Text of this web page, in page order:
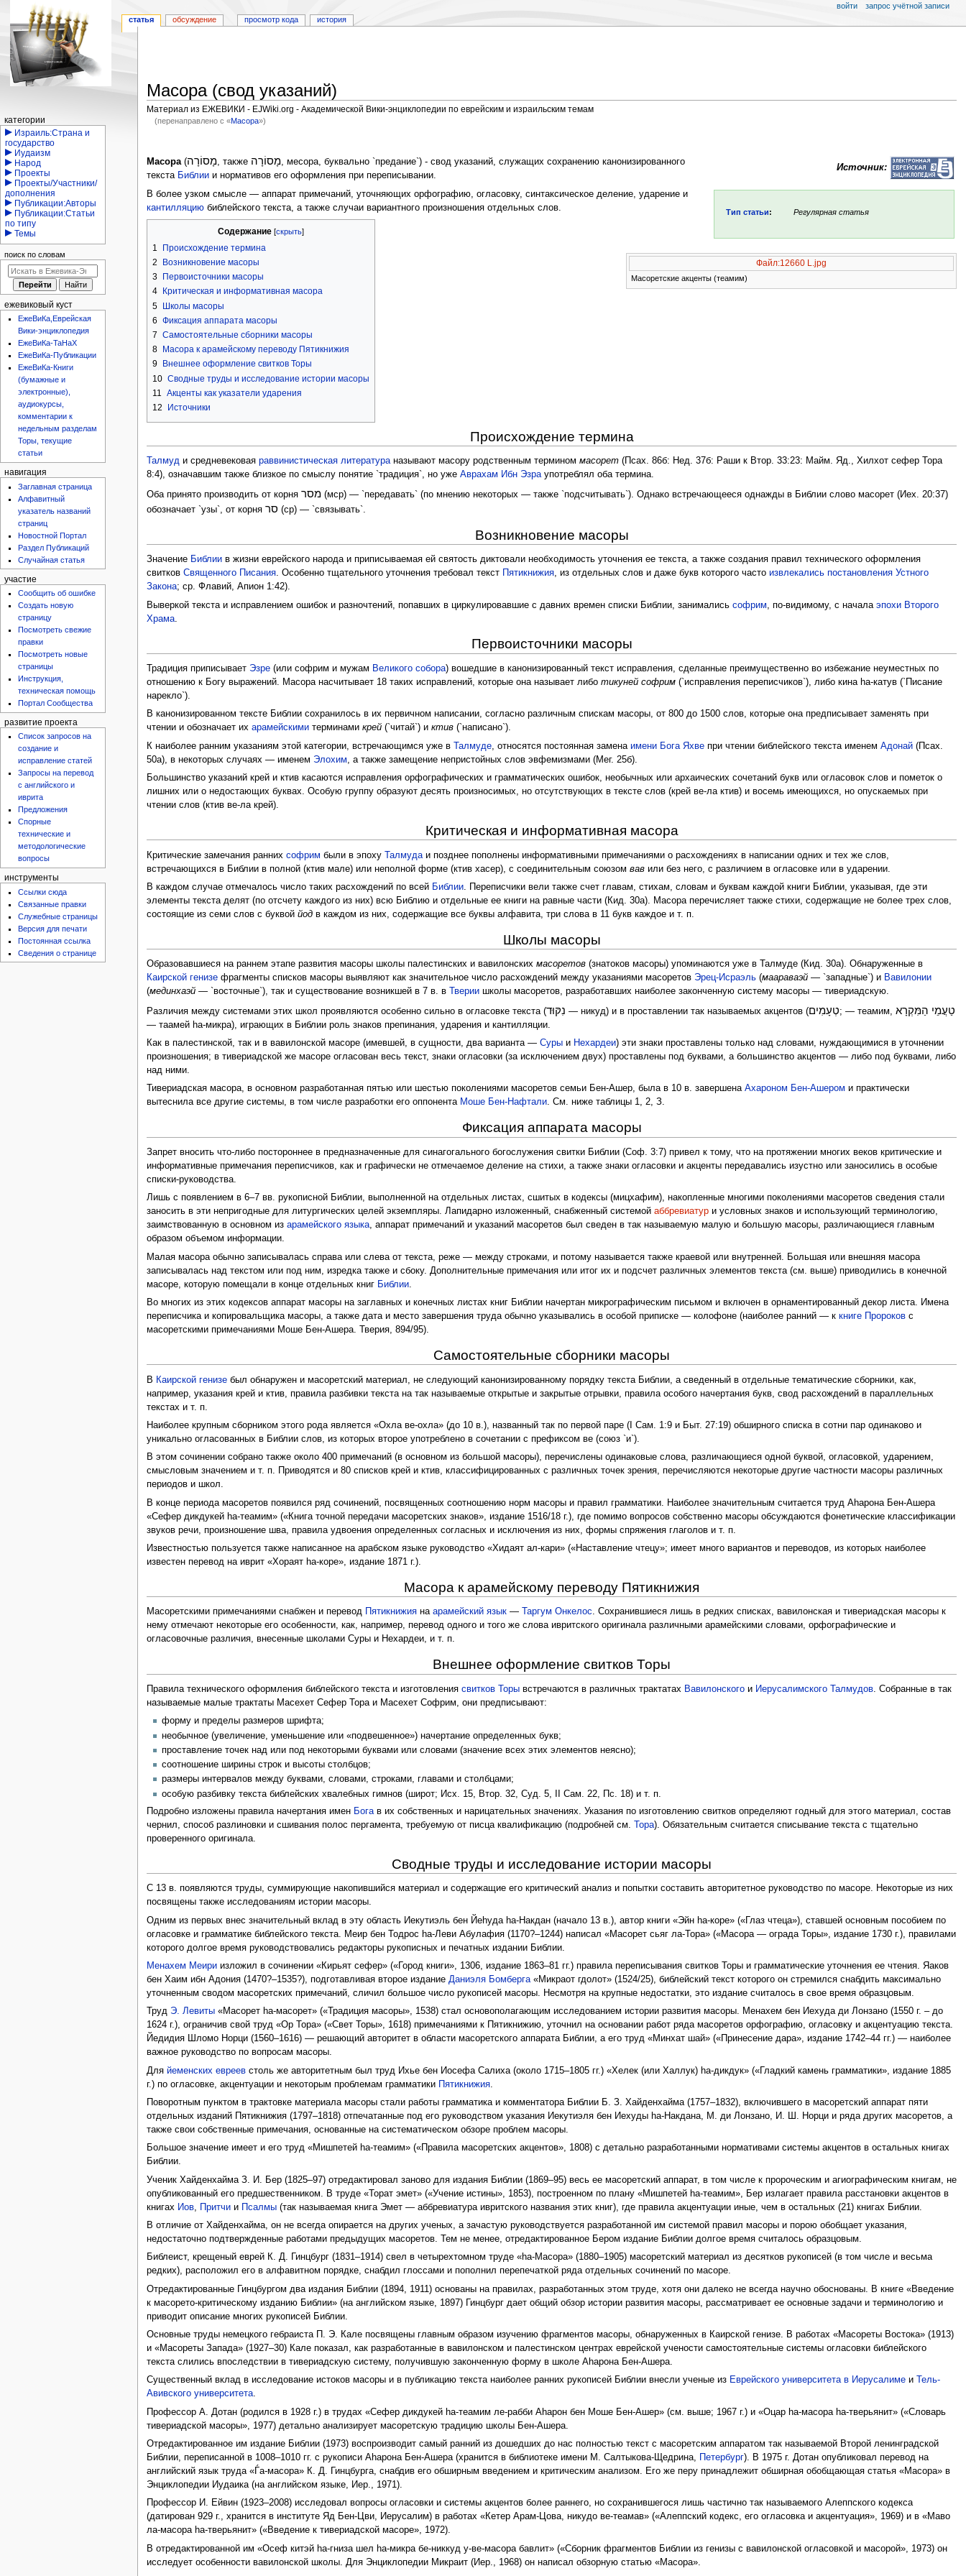
Масора (свод указаний)
Материал из ЕЖЕВИКИ - EJWiki.org - Академической Вики-энциклопедии по еврейским и израильским темам
(перенаправлено с «Масора»)
к
навигации
к
поиску
Источник:
Тип статьи: Регулярная статья
Файл:12660 L.jpg
Масоретские акценты (теамим)
Масора(מָסוֹרָה, также מָסוֹרָה, месора, буквально `предание`) - свод указаний, служащих сохранению канонизированного
текста Библии и нормативов его оформления при переписывании.
В более узком смысле — аппарат примечаний, уточняющих орфографию, огласовку, синтаксическое деление, ударение и
кантилляцию библейского текста, а также случаи вариантного произношения отдельных слов.
Содержание
1
Происхождение термина
2
Возникновение масоры
3
Первоисточники масоры
4
Критическая и информативная масора
5 Школы масоры
6 Фиксация аппарата масоры
7 Самостоятельные сборники масоры
8
Масора к арамейскому переводу Пятикнижия
9
Внешнее оформление свитков Торы
10 Сводные труды и исследование истории масоры
11
Акценты как указатели ударения
12
Источники
Происхождение термина
Талмуд и средневековаяраввинистическая литератураназывают масору родственным терминоммасорет (Псах. 86б: Нед. 37б: Раши к Втор. 33:23: Майм. Яд., Хилхот сефер Тора
8:4), означавшим также близкое по смыслу понятие `традиция`, но ужеАврахам Ибн Эзраупотреблял оба термина.
Оба принято производить от корняמסר (мср) — `передавать` (по мнению некоторых — также `подсчитывать`). Однако встречающееся однажды в Библии слово масорет (Иех. 20:37)
обозначает `узы`, от корняסר (ср) — `связывать`.
Возникновение масоры
Значение Библии в жизни еврейского народа и приписываемая ей святость диктовали необходимость уточнения ее текста, а также создания правил технического оформления
свитковСвященного Писания. Особенно тщательного уточнения требовал текст Пятикнижия, из отдельных слов и даже букв которого частоизвлекались постановления Устного
Закона; ср. Флавий, Апион 1:42).
Выверкой текста и исправлением ошибок и разночтений, попавших в циркулировавшие с давних времен списки Библии, занималисьсофрим , по-видимому, с началаэпохи Второго
Храма
Первоисточники масоры
Традиция приписывает Эзре (или софрим и мужам Великого собора) вошедшие в канонизированный текст исправления, сделанные преимущественно во избежание неуместных по
отношению к Богу выражений. Масора насчитывает 18 таких исправлений, которые она называет либотикуней софрим (`исправления переписчиков`), либо кина hа-катув (`Писание
нарекло`).
В канонизированном тексте Библии сохранилось в их первичном написании, согласно различным спискам масоры, от 800 до 1500 слов, которые она предписывает заменять при
чтении и обозначает ихарамейскими терминамикрей (`читай`) иктив (`написано`).
К наиболее ранним указаниям этой категории, встречающимся уже вТалмуде , относятся постоянная заменаимени Бога Яхве при чтении библейского текста именемАдонай (Псах.
50а), в некоторых случаях — именем Элохим , а также замещение непристойных слов эвфемизмами (Мег. 25б).
Большинство указаний крей и ктив касаются исправления орфографических и грамматических ошибок, необычных или архаических сочетаний букв или огласовок слов и пометок о
лишних или о недостающих буквах. Особую группу образуют десять произносимых, но отсутствующих в тексте слов (крей ве-ла ктив) и восемь имеющихся, но опускаемых при
чтении слов (ктив ве-ла крей).
Критическая и информативная масора
Критические замечания раннихсофрим были в эпохуТалмуда и позднее пополнены информативными примечаниями о расхождениях в написании одних и тех же слов,
встречающихся в Библии в полной (ктив мале) или неполной форме (ктив хасер), с соединительным союзомвав или без него, с различием в огласовке или в ударении.
В каждом случае отмечалось число таких расхождений по всей Библии. Переписчики вели также счет главам, стихам, словам и буквам каждой книги Библии, указывая, где эти
элементы текста делят (по отсчету каждого из них) всю Библию и отдельные ее книги на равные части (Кид. 30а). Масора перечисляет также стихи, содержащие не более трех слов,
состоящие из семи слов с буквоййод в каждом из них, содержащие все буквы алфавита, три слова в 11 букв каждое и т. п.
Школы масоры
Образовавшиеся на раннем этапе развития масоры школы палестинских и вавилонскихмасоретов (знатоков масоры) упоминаются уже в Талмуде (Кид. 30а). Обнаруженные в
Каирской генизе фрагменты списков масоры выявляют как значительное число расхождений между указаниями масоретов Эрец-Исраэль (маараваэй — `западные`) и Вавилонии
(мединхаэй — `восточные`), так и существование возникшей в 7 в. в Тверии школы масоретов, разработавших наиболее законченную систему масоры — тивериадскую.
Различия между системами этих школ проявляются особенно сильно в огласовке текста (נִקּוּד — никуд) и в проставлении так называемых акцен­тов (טְעָמִים; — теамим,טַעֲמֵי הַמִּקְרָא
— таамей hа-микра), играющих в Библии роль знаков препинания, ударения и кантилляции.
Как в палестинской, так и в вавилонской масоре (имевшей, в сущности, два варианта —Суры и Нехардеи) эти знаки проставлены только над словами, нуждающимися в уточнении
произношения; в тивериадской же масоре огласован весь текст, знаки огласовки (за исключением двух) проставлены под буквами, а большинство акцентов — либо под буквами, либо
над ними.
Тивериадская масора, в основном разработанная пятью или шестью поколениями масоретов семьи Бен-Ашер, была в 10 в. завершенаАхароном Бен-Ашером и практически
вытеснила все другие системы, в том числе разработки его оппонента Моше Бен-Нафтали. См. ниже таблицы 1, 2, З.
Фиксация аппарата масоры
Запрет вносить что-либо постороннее в предназначенные для синагогального богослужения свитки Библии (Соф. 3:7) привел к тому, что на протяжении многих веков критические и
информативные примечания переписчиков, как и графически не отмечаемое деление на стихи, а также знаки огласовки и акценты передавались изустно или заносились в особые
списки-руководства.
Лишь с появлением в 6–7 вв. рукописной Библии, выполненной на отдельных листах, сшитых в кодексы (мицхафим), накопленные многими поколениями масоретов сведения стали
заносить в эти непригодные для литургических целей экземпляры. Лапидарно изложенный, снабженный системойаббревиатур и условных знаков и использующий терминологию,
заимствованную в основном изарамейского языка, аппарат примечаний и указаний масоретов был сведен в так называемую малую и большую масоры, различающиеся главным
образом объемом информации.
Малая масора обычно записывалась справа или слева от текста, реже — между строками, и потому называется также краевой или внутренней. Большая или внешняя масора
записывалась над текстом или под ним, изредка также и сбоку. Дополнительные примечания или итог их и подсчет различных элементов текста (см. выше) приводились в конечной
масоре, которую помещали в конце отдельных книг Библии
Во многих из этих кодексов аппарат масоры на заглавных и конечных листах книг Библии начертан микрографическим письмом и включен в орнаментированный декор листа. Имена
переписчика и копировальщика масоры, а также дата и место завершения труда обычно указывались в особой приписке — колофоне (наиболее ранний — ккниге Пророков с
масоретскими примечаниями Моше Бен-Ашера. Тверия, 894/95).
Самостоятельные сборники масоры
В Каирской генизе был обнаружен и масоретский материал, не следующий канонизированному порядку текста Библии, а сведенный в отдельные тематические сборники, как,
например, указания крей и ктив, правила разбивки текста на так называемые открытые и закрытые отрывки, правила особого начертания букв, свод расхождений в параллельных
текстах и т. п.
Наиболее крупным сборником этого рода является «Охла ве-охла» (до 10 в.), названный так по первой паре (I Сам. 1:9 и Быт. 27:19) обширного списка в сотни пар одинаково и
уникально огласованных в Библии слов, из которых второе употреблено в сочетании с префиксом ве (союз `и`).
В этом сочинении собрано также около 400 примечаний (в основном из большой масоры), перечислены одинаковые слова, различающиеся одной буквой, огласовкой, ударением,
смысловым значением и т. п. Приводятся и 80 списков крей и ктив, классифицированных с различных точек зрения, перечисляются некоторые другие частности масоры различных
периодов и школ.
В конце периода масоретов появился ряд сочинений, посвященных соотношению норм масоры и правил грамматики. Наиболее значительным считается труд Аhарона Бен-Ашера
«Сефер дикдукей hа-теамим» («Книга точной передачи масоретских знаков», издание 1516/18 г.), где помимо вопросов собственно масоры обсуждаются фонетические классификации
звуков речи, произношение шва, правила удвоения определенных согласных и исключения из них, формы спряжения глаголов и т. п.
Известностью пользуется также написанное на арабском языке руководство «Хидаят ал-кари» («Наставление чтецу»; имеет много вариантов и переводов, из которых наиболее
известен перевод на иврит «Хораят hа-коре», издание 1871 г.).
Масора к арамейскому переводу Пятикнижия
Масоретскими примечаниями снабжен и перевод Пятикнижия наарамейский язык — Таргум Онкелос. Сохранившиеся лишь в редких списках, вавилонская и тивериадская масоры к
нему отмечают некоторые его особенности, как, например, перевод одного и того же слова ивритского оригинала различными арамейскими словами, орфографические и
огласовочные различия, внесенные школами Суры и Нехардеи, и т. п.
Внешнее оформление свитков Торы
Правила технического оформления библейского текста и изготовлениясвитков Торы встречаются в различных трактатах Вавилонского и Иерусалимского Талмудов. Собранные в так
называемые малые трактаты Масехет Сефер Тора и Масехет Софрим, они предписывают:
форму и пределы размеров шрифта;
необычное (увеличение, уменьшение или «подвешенное») начертание определенных букв;
проставление точек над или под некоторыми буквами или словами (значение всех этих элементов неясно);
соотношение ширины строк и высоты столбцов;
размеры интервалов между буквами, словами, строками, главами и столбцами;
особую разбивку текста библейских хвалебных гимнов (широт; Исх. 15, Втор. 32, Суд. 5, II Сам. 22, Пс. 18) и т. п.
Подробно изложены правила начертания имен Бога в их собственных и нарицательных значениях. Указания по изготовлению свитков определяют годный для этого материал, состав
чернил, способ разлиновки и сшивания полос пергамента, требуемую от писца квалификацию (подробней см.Тора). Обязательным считается списывание текста с тщательно
проверенного оригинала.
Сводные труды и исследование истории масоры
С 13 в. появляются труды, суммирующие накопившийся материал и содержащие его критический анализ и попытки составить авторитетное руководство по масоре. Некоторые из них
посвящены также исследованиям истории масоры.
Одним из первых внес значительный вклад в эту область Иекутиэль бен Йеhуда hа-Накдан (начало 13 в.), автор книги «Эйн hа-коре» («Глаз чтеца»), ставшей основным пособием по
огласовке и грамматике библейского текста. Меир бен Тодрос hа-Леви Абулафия (1170?–1244) написал «Масорет сьяг ла-Тора» («Масора — ограда Торы», издание 1730 г.), правилами
которого долгое время руководствовались редакторы рукописных и печатных издании Библии.
Менахем Меири изложил в сочинении «Кирьят сефер» («Город книги», 1306, издание 1863–81 гг.) правила переписывания свитков Торы и грамматические уточнения ее чтения. Яаков
бен Хаим ибн Адония (1470?–1535?), подготавливая второе изданиеДаниэля Бомберга«Микраот гдолот» (1524/25), библейский текст которого он стремился снабдить максимально
уточненным сводом масоретских примечаний, сличил большое число рукописей масоры. Несмотря на крупные недостатки, это издание считалось в свое время образцовым.
Труд Э. Левиты «Масорет hа-масорет» («Традиция масоры», 1538) стал основополагающим исследованием истории развития масоры. Менахем бен Иехуда ди Лонзано (1550 г. – до
1624 г.), ограничив свой труд «Ор Тора» («Свет Торы», 1618) примечаниями к Пятикнижию, уточнил на основании работ ряда масоретов орфографию, огласовку и акцентуацию текста.
Йедидия Шломо Норци (1560–1616) — решающий авторитет в области масоретского аппарата Библии, а его труд «Минхат шай» («Принесение дара», издание 1742–44 гг.) — наиболее
важное руководство по вопросам масоры.
Дляйеменских евреев столь же авторитетным был труд Ихье бен Иосефа Салиха (около 1715–1805 гг.) «Хелек (или Халлук) hа-дикдук» («Гладкий камень грамматики», издание 1885
г.) по огласовке, акцентуации и некоторым проблемам грамматики Пятикнижия
Поворотным пунктом в трактовке материала масоры стали работы грамматика и комментатора Библии Б. З. Хайденхайма (1757–1832), включившего в масоретский аппарат пяти
отдельных изданий Пятикнижия (1797–1818) отпечатанные под его руководством указания Иекутиэля бен Иехуды hа-Накдана, М. ди Лонзано, И. Ш. Норци и ряда других масоретов, а
также свои собственные примечания, основанные на систематическом обзоре проблем масоры.
Большое значение имеет и его труд «Мишпетей hа-теамим» («Правила масоретских акцентов», 1808) с детально разработанными нормативами системы акцентов в остальных книгах
Библии.
Ученик Хайденхайма З. И. Бер (1825–97) отредактировал заново для издания Библии (1869–95) весь ее масоретский аппарат, в том числе к пророческим и агиографическим книгам, не
опубликованный его предшественником. В труде «Торат эмет» («Учение истины», 1853), построенном по плану «Мишпетей hа-теамим», Бер излагает правила расстановки акцентов в
книгах Иов Притчи и Псалмы (так называемая книга Эмет — аббревиатура ивритского названия этих книг), где правила акцентуации иные, чем в остальных (21) книгах Библии.
В отличие от Хайденхайма, он не всегда опирается на других ученых, а зачастую руководствуется разработанной им системой правил масоры и порою обобщает указания,
недостаточно подтвержденные работами предыдущих масоретов. Тем не менее, отредактированное Бером издание Библии долгое время считалось образцовым.
Библеист, крещеный еврей К. Д. Гинцбург (1831–1914) свел в четырехтомном труде «hа-Масора» (1880–1905) масоретский материал из десятков рукописей (в том числе и весьма
редких), расположил его в алфавитном порядке, снабдил глоссами и пополнил перепечаткой ряда отдельных сочинений по масоре.
Отредактированные Гинцбургом два издания Библии (1894, 1911) основаны на правилах, разработанных этом труде, хотя они далеко не всегда научно обоснованы. В книге «Введение
к масорето-критическому изданию Библии» (на английском языке, 1897) Гинцбург дает общий обзор истории развития масоры, рассматривает ее основные задачи и терминологию и
приводит описание многих рукописей Библии.
Основные труды немецкого гебраиста П. Э. Кале посвящены главным образом изучению фрагментов масоры, обнаруженных в Каирской генизе. В работах «Масореты Востока» (1913)
и «Масореты Запада» (1927–30) Кале показал, как разработанные в вавилонском и палестинском центрах еврейской учености самостоятельные системы огласовки библейского
текста слились впоследствии в тивериадскую систему, получившую законченную форму в школе Аhарона Бен-Ашера.
Существенный вклад в исследование истоков масоры и в публикацию текста наиболее ранних рукописей Библии внесли ученые из Еврейского университета в Иерусалиме и
Тель-
Авивского университета.
Профессор А. Дотан (родился в 1928 г.) в трудах «Сефер дикдукей hа-теамим ле-рабби Аhарон бен Моше Бен-Ашер» (см. выше; 1967 г.) и «Оцар hа-масора hа-тверьянит» («Словарь
тивериадской масоры», 1977) детально анализирует масоретскую традицию школы Бен-Ашера.
Отредактированное им издание Библии (1973) воспроизводит самый ранний из дошедших до нас полностью текст с масоретским аппаратом так называемой Второй ленинградской
Библии, переписанной в 1008–1010 гг. с рукописи Аhарона Бен-Ашера (хранится в библиотеке имени М. Салтыкова-Щедрина,
Петербург). В 1975 г. Дотан опубликовал перевод на
английский язык труда «Ѓа-масора» К. Д. Гинцбурга, снабдив его обширным введением и критическим анализом. Его же перу принадлежит обширная обобщающая статья «Масора» в
Энциклопедии Иудаика (на английском языке, Иер., 1971).
Профессор И. Ейвин (1923–2008) исследовал вопросы огласовки и системы акцентов более раннего, но сохранившегося лишь частично так называемого Алеппского кодекса
(датирован 929 г., хранится в институте Яд Бен-Цви, Иерусалим) в работах «Кетер Арам-Цова, никудо ве-теамав» («Алеппский кодекс, его огласовка и акцентуация», 1969) и в «Маво
ла-масора hа-тверьянит» («Введение к тивериадской масоре», 1972).
В отредактированной им «Осеф китэй hа-гниза шел hа-микра бе-никкуд у-ве-масора бавлит» («Сборник фрагментов Библии из генизы с вавилонской огласовкой и масорой», 1973) он
исследует особенности вавилонской школы. Для Энциклопедии Микраит (Иер., 1968) он написал обзорную статью «Масора».
Навигация
статья обсуждение просмотр кода история
войти запрос учётной записи
категории
Израиль:Страна и
государство
Иудаизм
Народ
Проекты
Проекты/Участники/
дополнения
Публикации:Авторы
Публикации:Статьи
по типу
Темы
поиск по словам
ежевиковый куст
ЕжеВиКа,Еврейская
Вики-энциклопедия
ЕжеВиКа-ТаНаХ
ЕжеВиКа-Публикации
ЕжеВиКа-Книги
(бумажные и
электронные),
аудиокурсы,
комментарии к
недельным разделам
Торы, текущие
статьи
навигация
Заглавная страница
Алфавитный
указатель названий
страниц
Новостной Портал
Раздел Публикаций
Случайная статья
участие
Сообщить об ошибке
Создать новую
страницу
Посмотреть свежие
правки
Посмотреть новые
страницы
Инструкция,
техническая помощь
Портал Сообщества
развитие проекта
Список запросов на
создание и
исправление статей
Запросы на перевод
с английского и
иврита
Предложения
Спорные
технические и
методологические
вопросы
инструменты
Ссылки сюда
Связанные правки
Служебные страницы
Версия для печати
Постоянная ссылка
Сведения о странице